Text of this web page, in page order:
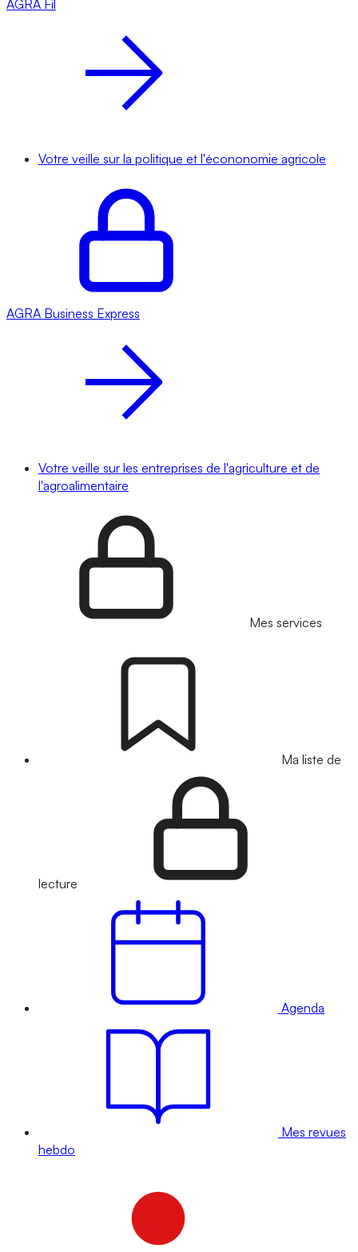
AGRA Fil
Votre veille sur la politique et l'écononomie agricole
AGRA Business Express
Votre veille sur les entreprises de l'agriculture et de
l'agroalimentaire
Mes services
Ma liste de
lecture
Agenda
Mes revues
hebdo